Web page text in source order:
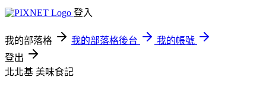
登入
我的部落格 我的部落格後台
我的帳號
登出
北北基 美味食記